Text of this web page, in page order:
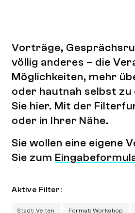
Vorträge,
völlig anderes – die
Möglichkeiten, mehr
oder hautnah selbst zu
Sie hier. Mit der
oder in Ihrer Nähe.
Sie wollen eine eigene
Sie zum
Aktive Filter:
Stadt: Velten Format: Workshop